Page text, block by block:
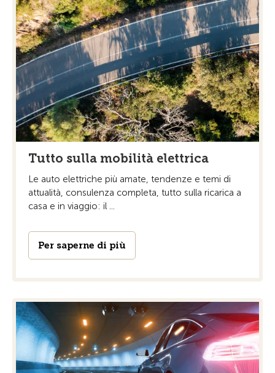
Tutto sulla mobilità elettrica
Le auto elettriche più amate, tendenze e temi di
attualità, consulenza completa, tutto sulla ricarica a
casa e in viaggio: il ...
Per saperne di più